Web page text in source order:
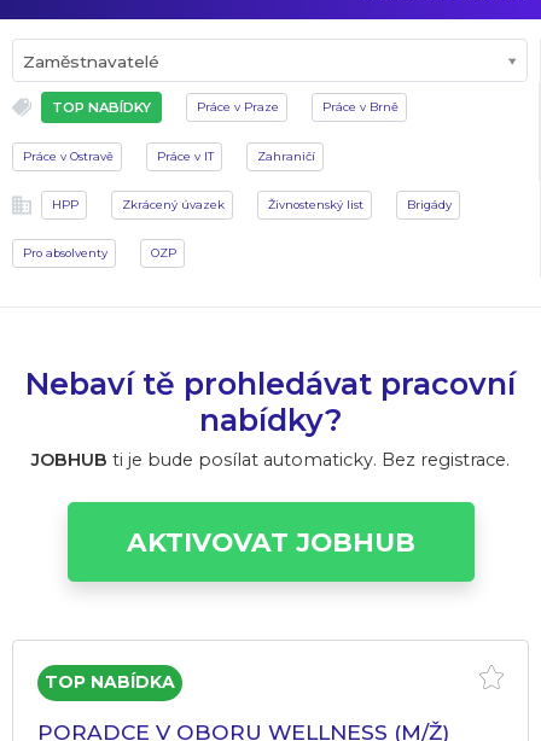
Zaměstnavatelé
TOP NABÍDKY Práce v Praze Práce v Brně
Práce v Ostravě Práce v IT Zahraničí
HPP Zkrácený úvazek Živnostenský list Brigády
Pro absolventy OZP
Nebaví tě prohledávat pracovní
nabídky?
JOBHUB ti je bude posílat automaticky. Bez registrace.
AKTIVOVAT JOBHUB
PORADCE V OBORU WELLNESS (M/Ž)